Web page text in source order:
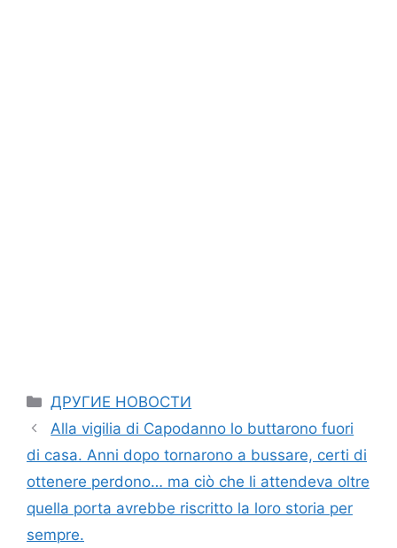
Categories
ДРУГИЕ НОВОСТИ
Alla vigilia di Capodanno lo buttarono fuori
di casa. Anni dopo tornarono a bussare, certi di
ottenere perdono… ma ciò che li attendeva oltre
quella porta avrebbe riscritto la loro storia per
sempre.